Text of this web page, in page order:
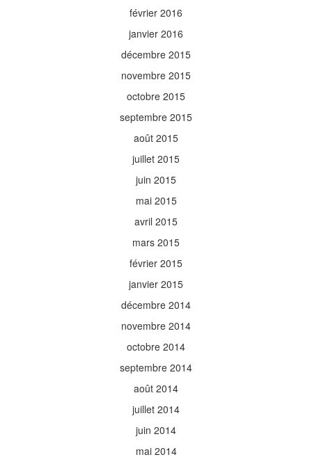
février 2016
janvier 2016
décembre 2015
novembre 2015
octobre 2015
septembre 2015
août 2015
juillet 2015
juin 2015
mai 2015
avril 2015
mars 2015
février 2015
janvier 2015
décembre 2014
novembre 2014
octobre 2014
septembre 2014
août 2014
juillet 2014
juin 2014
mai 2014